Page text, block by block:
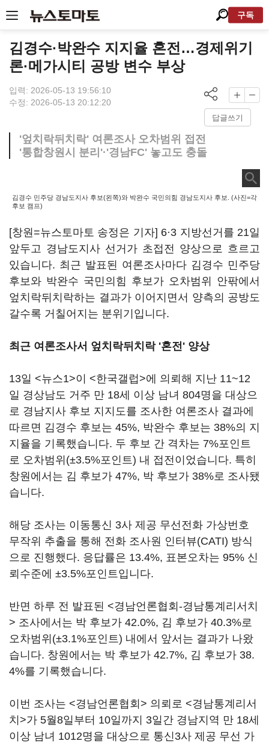
구독
김경수·박완수 지지율 혼전…경제위기
론·메가시티 공방 변수 부상
입력: 2026-05-13 19:56:10
수정: 2026-05-13 20:12:20
답글쓰기
'엎치락뒤치락' 여론조사 오차범위 접전
'통합창원시 분리'·'경남FC' 놓고도 충돌
김경수 민주당 경남도지사 후보(왼쪽)와 박완수 국민의힘 경남도지사 후보. (사진=각
후보 캠프)
[창원=뉴스토마토 송정은 기자] 6·3 지방선거를 21일
앞두고 경남도지사 선거가 초접전 양상으로 흐르고
있습니다. 최근 발표된 여론조사마다 김경수 민주당
후보와 박완수 국민의힘 후보가 오차범위 안팎에서
엎치락뒤치락하는 결과가 이어지면서 양측의 공방도
갈수록 거칠어지는 분위기입니다.
최근 여론조사서 엎치락뒤치락 '혼전' 양상
13일 <뉴스1>이 <한국갤럽>에 의뢰해 지난 11~12
일 경상남도 거주 만 18세 이상 남녀 804명을 대상으
로 경남지사 후보 지지도를 조사한 여론조사 결과에
따르면 김경수 후보는 45%, 박완수 후보는 38%의 지
지율을 기록했습니다. 두 후보 간 격차는 7%포인트
로 오차범위(±3.5%포인트) 내 접전이었습니다. 특히
창원에서는 김 후보가 47%, 박 후보가 38%로 조사됐
습니다.
해당 조사는 이동통신 3사 제공 무선전화 가상번호
무작위 추출을 통해 전화 조사원 인터뷰(CATI) 방식
으로 진행했다. 응답률은 13.4%, 표본오차는 95% 신
뢰수준에 ±3.5%포인트입니다.
반면 하루 전 발표된 <경남언론협회-경남통계리서치
> 조사에서는 박 후보가 42.0%, 김 후보가 40.3%로
오차범위(±3.1%포인트) 내에서 앞서는 결과가 나왔
습니다. 창원에서는 박 후보가 42.7%, 김 후보가 38.
4%를 기록했습니다.
이번 조사는 <경남언론협회> 의뢰로 <경남통계리서
치>가 5월8일부터 10일까지 3일간 경남지역 만 18세
이상 남녀 1012명을 대상으로 통신3사 제공 무선 가